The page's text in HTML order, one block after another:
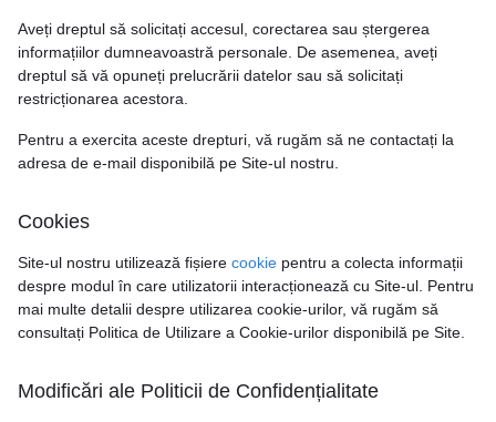
Aveți dreptul să solicitați accesul, corectarea sau ștergerea
informațiilor dumneavoastră personale. De asemenea, aveți
dreptul să vă opuneți prelucrării datelor sau să solicitați
restricționarea acestora.
Pentru a exercita aceste drepturi, vă rugăm să ne contactați la
adresa de e-mail disponibilă pe Site-ul nostru.
Cookies
Site-ul nostru utilizează fișiere cookie pentru a colecta informații
despre modul în care utilizatorii interacționează cu Site-ul. Pentru
mai multe detalii despre utilizarea cookie-urilor, vă rugăm să
consultați Politica de Utilizare a Cookie-urilor disponibilă pe Site.
Modificări ale Politicii de Confidențialitate